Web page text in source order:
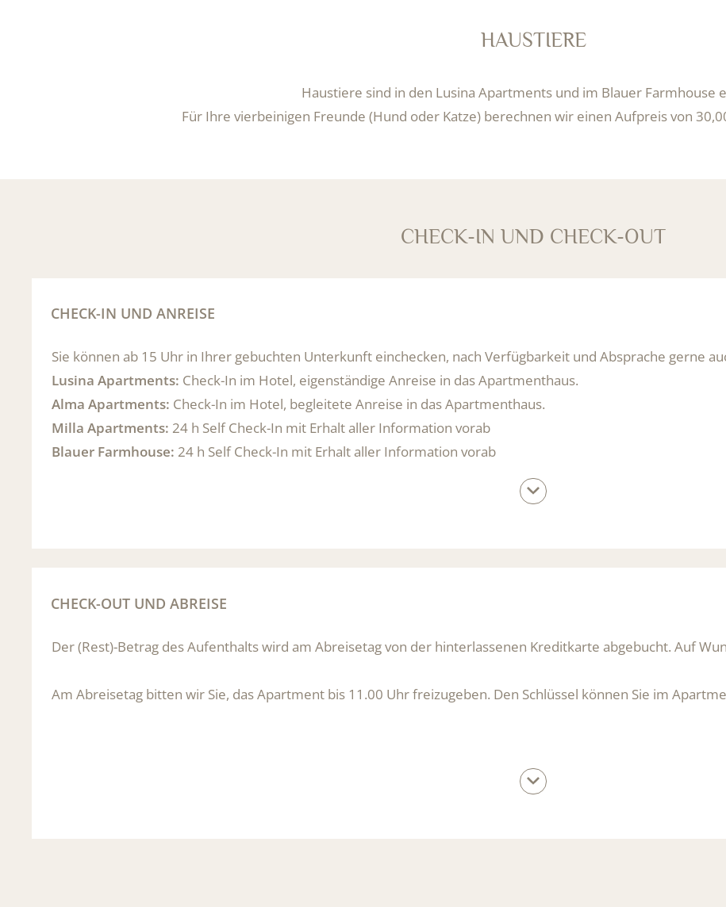
HAUSTIERE
Haustiere sind in den Lusina Apartments und im Blauer Farmhouse
Für Ihre vierbeinigen Freunde (Hund oder Katze) berechnen wir einen Aufpreis von
CHECK-IN UND CHECK-OUT
CHECK-IN UND ANREISE
Sie können ab 15 Uhr in Ihrer gebuchten Unterkunft einchecken, nach Verfügbarkeit und Absprache gerne
Lusina Apartments: Check-In im Hotel, eigenständige Anreise in das Apartmenthaus.
Alma Apartments: Check-In im Hotel, begleitete Anreise in das Apartmenthaus.
Milla Apartments: 24 h Self Check-In mit Erhalt aller Information vorab
Blauer Farmhouse: 24 h Self Check-In mit Erhalt aller Information vorab
CHECK-OUT UND ABREISE
Der (Rest)-Betrag des Aufenthalts wird am Abreisetag von der hinterlassenen Kreditkarte abgebucht. Auf
Am Abreisetag bitten wir Sie, das Apartment bis 11.00 Uhr freizugeben. Den Schlüssel können Sie im